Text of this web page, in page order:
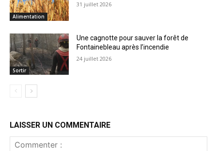
Alimentation
31 juillet 2026
Sortir
Une cagnotte pour sauver la forêt de
Fontainebleau après l’incendie
24 juillet 2026
LAISSER UN COMMENTAIRE